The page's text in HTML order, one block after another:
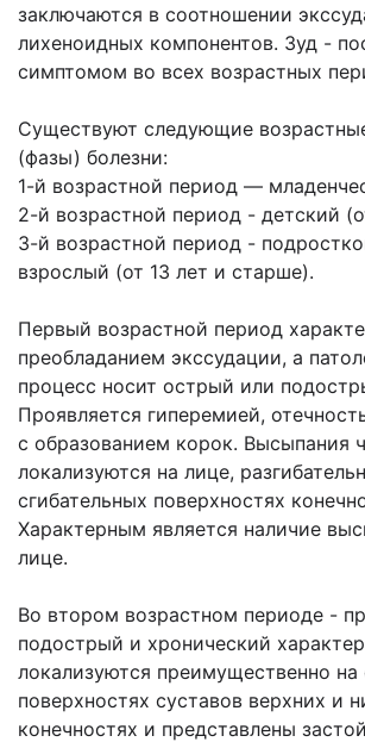
заключаются в соотношении
лихеноидных компонентов. Зуд -
симптомом во всех возрастных
Существуют следующие
(фазы) болезни:
1-й возрастной период —
2-й возрастной период - детский
3-й возрастной период -
взрослый (от 13 лет и старше).
Первый возрастной период
преобладанием экссудации, а
процесс носит острый или
Проявляется гиперемией,
с образованием корок. Высыпания
локализуются на лице,
сгибательных поверхностях
Характерным является наличие
лице.
Во втором возрастном периоде -
подострый и хронический
локализуются преимущественно на
поверхностях суставов верхних и
конечностях и представлены